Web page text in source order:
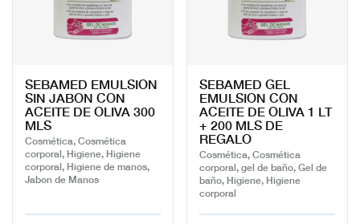
SEBAMED EMULSION
SIN JABON CON
ACEITE DE OLIVA 300
MLS
Cosmética, Cosmética
corporal, Higiene, Higiene
corporal, Higiene de manos,
Jabon de Manos
SEBAMED GEL
EMULSION CON
ACEITE DE OLIVA 1 LT
+ 200 MLS DE
REGALO
Cosmética, Cosmética
corporal, gel de baño, Gel de
baño, Higiene, Higiene
corporal